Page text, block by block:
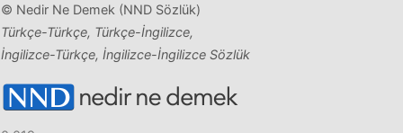
© Nedir Ne Demek (NND Sözlük)
Türkçe-Türkçe, Türkçe-İngilizce,
İngilizce-Türkçe, İngilizce-İngilizce Sözlük